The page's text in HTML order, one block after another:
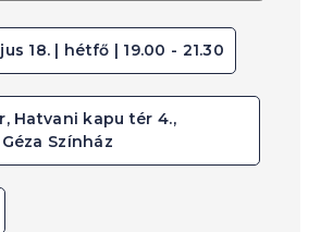
18. | hétfő | 19.00 - 21.30
Hatvani kapu tér 4.,
Színház